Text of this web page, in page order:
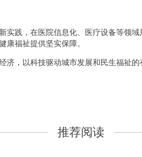
践，在医院信息化、医疗设备等领
康福祉提供坚实保障。
，以科技驱动城市发展和民生福祉
推荐阅读